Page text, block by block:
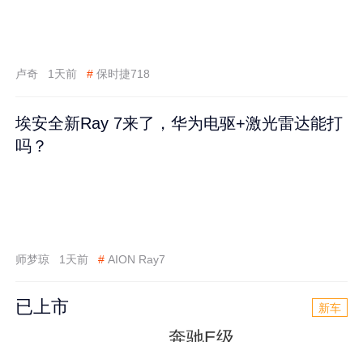
卢奇 1天前 # 保时捷718
埃安全新Ray 7来了，华为电驱+激光雷达能打
吗？
师梦琼 1天前 # AION Ray7
已上市 新车
奔驰E级